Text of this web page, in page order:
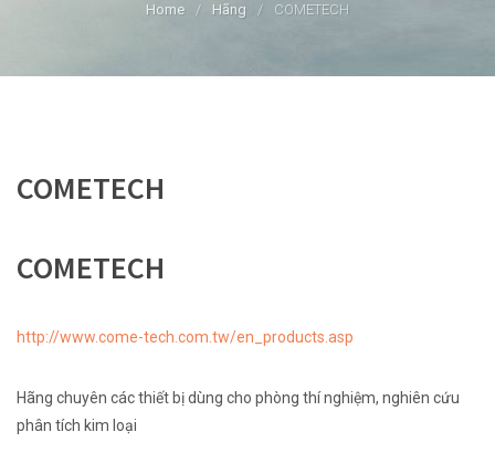
Home / Hãng / COMETECH
COMETECH
COMETECH
http://www.come-tech.com.tw/en_products.asp
Hãng chuyên các thiết bị dùng cho phòng thí nghiệm, nghiên cứu
phân tích kim loại